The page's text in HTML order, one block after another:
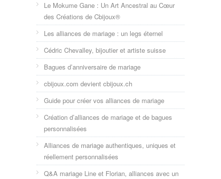
Le Mokume Gane : Un Art Ancestral au Cœur
des Créations de Cbijoux®
Les alliances de mariage : un legs éternel
Cédric Chevalley, bijoutier et artiste suisse
Bagues d’anniversaire de mariage
cbijoux.com devient cbijoux.ch
Guide pour créer vos alliances de mariage
Création d’alliances de mariage et de bagues
personnalisées
Alliances de mariage authentiques, uniques et
réellement personnalisées
Q&A mariage Line et Florian, alliances avec un